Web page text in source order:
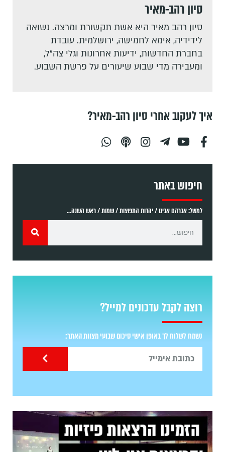
סיון רהב-מאיר
סיון רהב מאיר היא אשת תקשורת ומרצה. נשואה
לידידיה, אימא לחמישה, ירושלמית. עובדת
בחברת החדשות, ידיעות אחרונות וגלי צה"ל,
ומעבירה מדי שבוע שיעורים על פרשת השבוע.
איך לעקוב אחרי סיון רהב-מאיר?
חיפוש באתר
למשל: אברהם אבינו / יהדות התפוצות / שמות / ראש השנה...
רוצה לקבל עדכונים למייל?
נשמח לשלוח לך באופן אישי סיכום שבועי מצוות האתר: